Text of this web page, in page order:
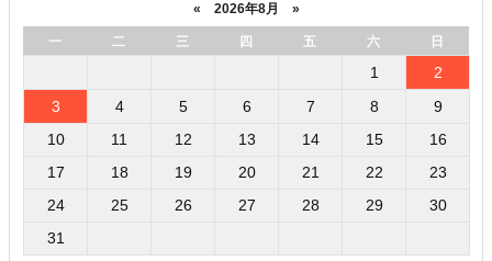
« 2026年8月 »
一 二 三 四 五 六 日
1
2
3
4 5 6 7 8
9
10
11 12 13 14 15
16
17
18 19 20 21 22
23
24
25 26 27 28 29
30
31